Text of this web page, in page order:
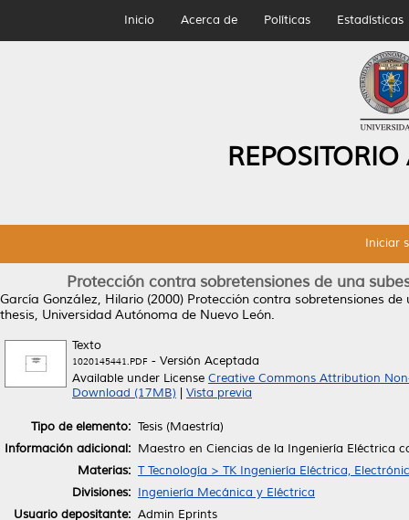
Inicio Acerca de Políticas Estadísticas
Iniciar
Protección contra sobretensiones de una
García González, Hilario (2000) Protección contra sobretensiones
thesis, Universidad Autónoma de Nuevo León.
Texto
1020145441.PDF - Versión Aceptada
Available under License Creative Commons Attribution
Download (17MB)
Vista previa
Tipo de elemento: Tesis (Maestría)
Información adicional: Maestro en Ciencias de la Ingeniería Eléctrica
Materias: T Tecnología > TK Ingeniería Eléctrica,
Divisiones: Ingeniería Mecánica y Eléctrica
Usuario depositante: Admin Eprints